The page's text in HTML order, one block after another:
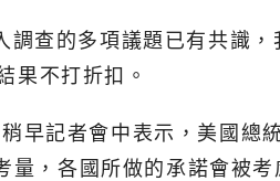
查的多項議題已有共識，
果不打折扣。
早記者會中表示，美國總
，各國所做的承諾會被